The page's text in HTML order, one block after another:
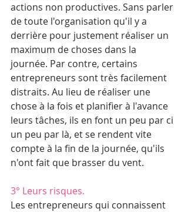
actions non productives. Sans parler
de toute l'organisation qu'il y a
derrière pour justement réaliser un
maximum de choses dans la
journée. Par contre, certains
entrepreneurs sont très facilement
distraits. Au lieu de réaliser une
chose à la fois et planifier à l'avance
leurs tâches, ils en font un peu par ci
un peu par là, et se rendent vite
compte à la fin de la journée, qu'ils
n'ont fait que brasser du vent.
3° Leurs risques.
Les entrepreneurs qui connaissent